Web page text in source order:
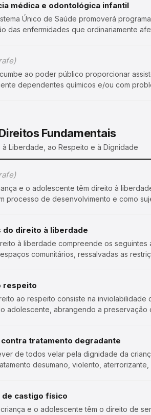
médica e odontológica infantil
Único de Saúde promoverá
das enfermidades que ordinariamente
ao poder público proporcionar
dependentes químicos e/ou com
Fundamentais
à Liberdade, ao Respeito e à Dignidade
e o adolescente têm direito à
processo de desenvolvimento e como
do direito à liberdade
à liberdade compreende os
comunitários, ressalvadas as
respeito
ao respeito consiste na
adolescente, abrangendo a preservação
tratamento degradante
de todos velar pela dignidade da
desumano, violento,
de castigo físico
criança e o adolescente têm o direito de